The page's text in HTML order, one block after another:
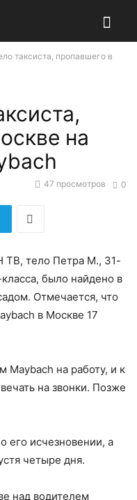
таксиста, пропавшего в
на
0
47 просмотров
ТВ, тело Петра М., 31-
было найдено в
Отмечается, что
в Москве 17
Maybach на работу, и к
на звонки. Позже
его исчезновении, а
четыре дня.
над водителем